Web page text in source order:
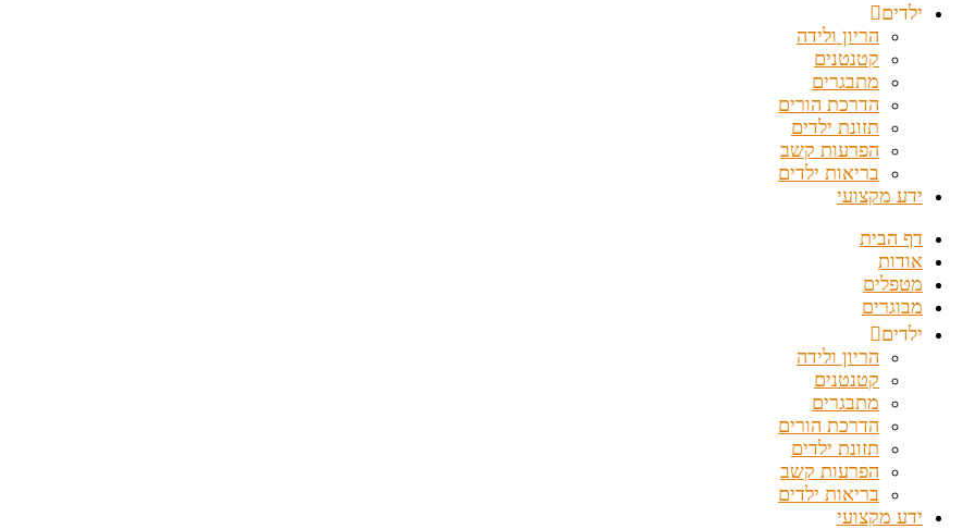
ילדים
הריון ולידה
קטנטנים
מתבגרים
הדרכת הורים
תזונת ילדים
הפרעות קשב
בריאות ילדים
ידע מקצועי
דף הבית
אודות
מטפלים
מבוגרים
ילדים
הריון ולידה
קטנטנים
מתבגרים
הדרכת הורים
תזונת ילדים
הפרעות קשב
בריאות ילדים
ידע מקצועי